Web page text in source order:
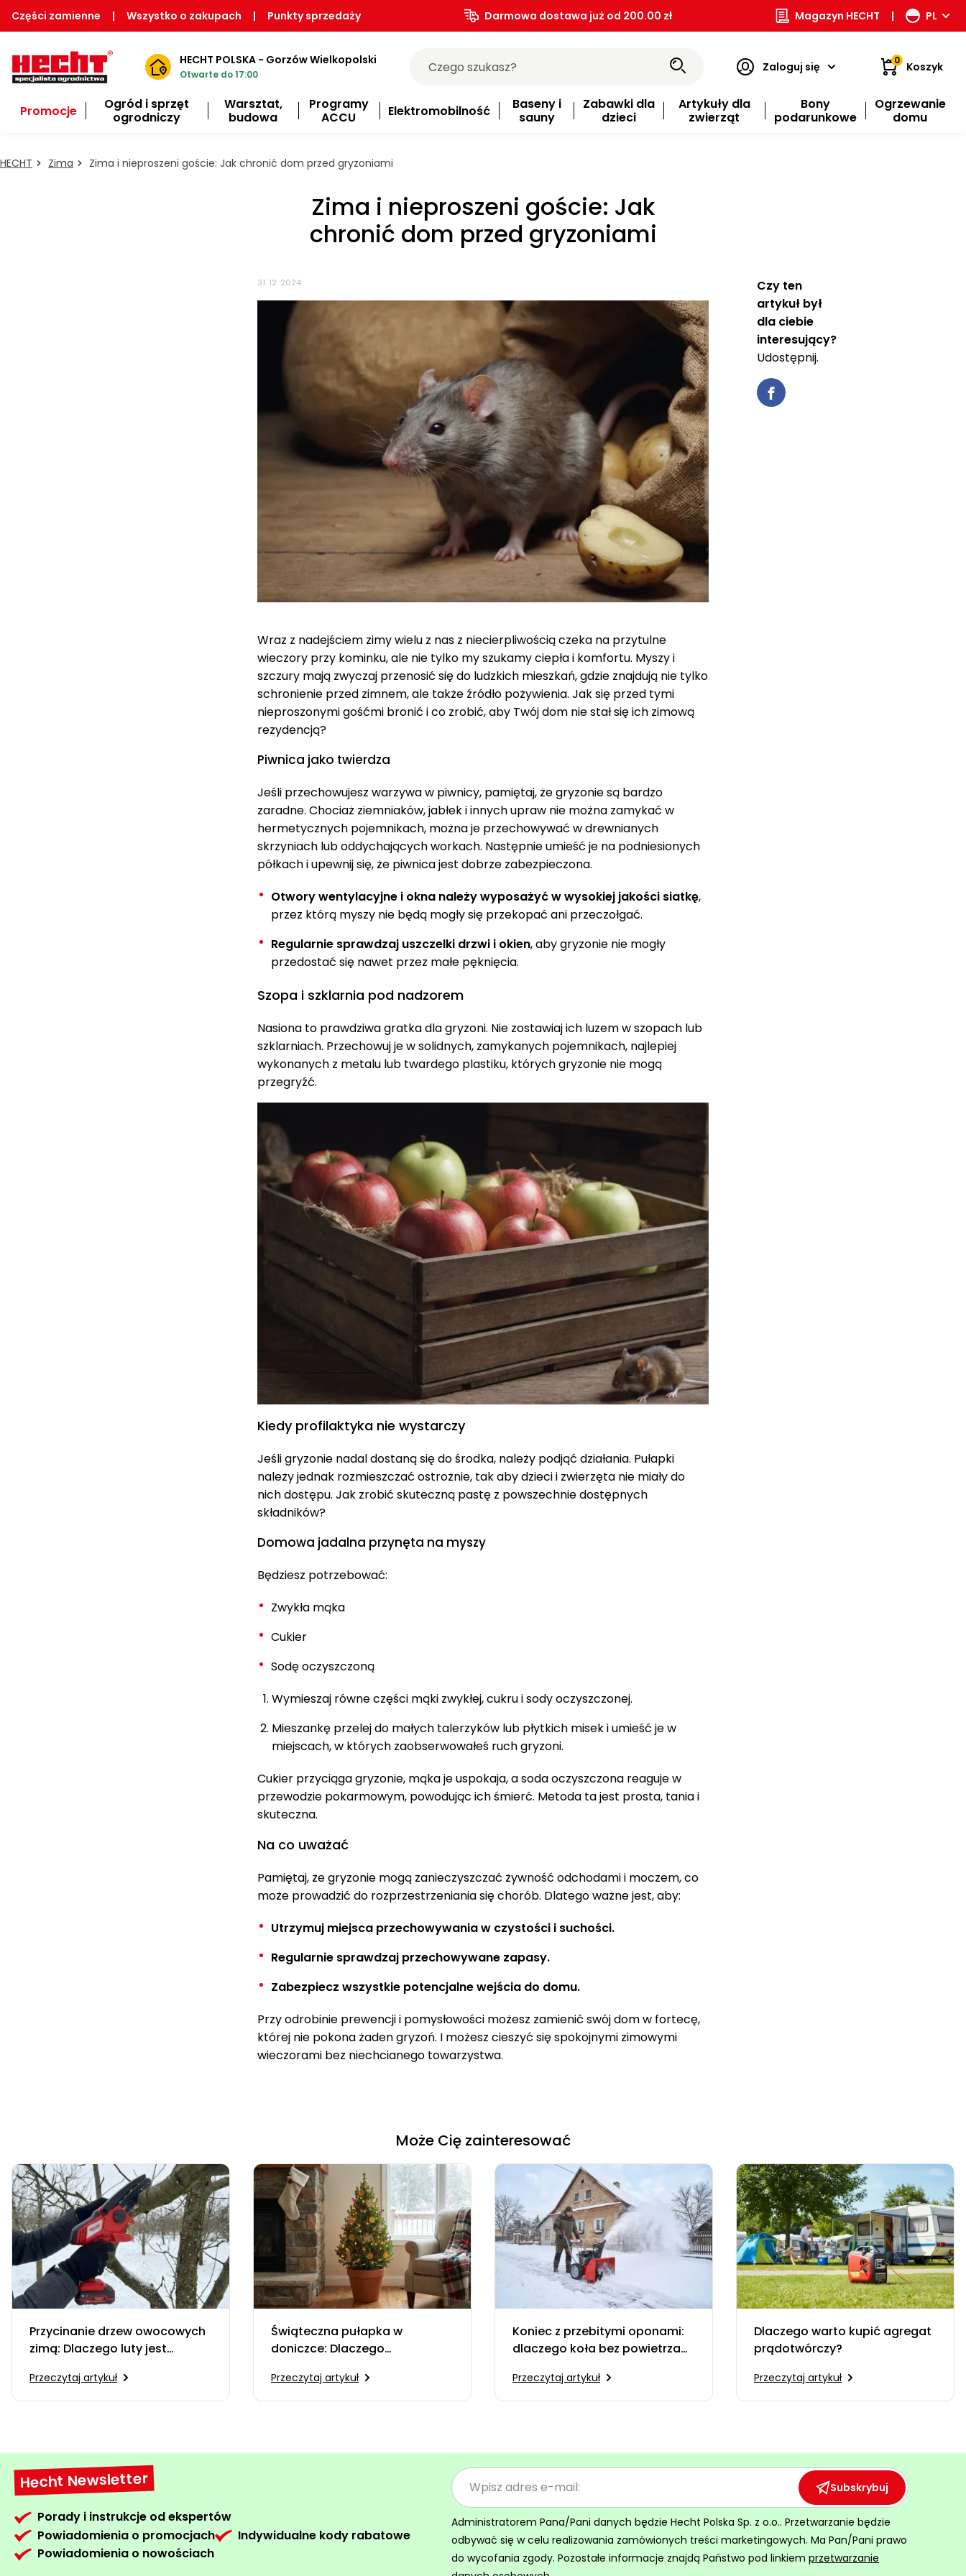
Części zamienne | Wszystko o zakupach | Punkty sprzedaży Darmowa dostawa już od 200.00 zł Magazyn HECHT | PL
HECHT POLSKA - Gorzów Wielkopolski
Otwarte do 17:00
Zaloguj się 0 Koszyk
Promocje
Ogród i sprzęt
ogrodniczy
Warsztat,
budowa
Programy
ACCU
Elektromobilność
Baseny i
sauny
Zabawki dla
dzieci
Artykuły dla
zwierząt
Bony
podarunkowe
Ogrzewanie
domu
HECHT Zima Zima i nieproszeni goście: Jak chronić dom przed gryzoniami
Zima i nieproszeni goście: Jak
chronić dom przed gryzoniami
31. 12. 2024
Wraz z nadejściem zimy wielu z nas z niecierpliwością czeka na przytulne
wieczory przy kominku, ale nie tylko my szukamy ciepła i komfortu. Myszy i
szczury mają zwyczaj przenosić się do ludzkich mieszkań, gdzie znajdują nie tylko
schronienie przed zimnem, ale także źródło pożywienia. Jak się przed tymi
nieproszonymi gośćmi bronić i co zrobić, aby Twój dom nie stał się ich zimową
rezydencją?
Piwnica jako twierdza
Jeśli przechowujesz warzywa w piwnicy, pamiętaj, że gryzonie są bardzo
zaradne. Chociaż ziemniaków, jabłek i innych upraw nie można zamykać w
hermetycznych pojemnikach, można je przechowywać w drewnianych
skrzyniach lub oddychających workach. Następnie umieść je na podniesionych
półkach i upewnij się, że piwnica jest dobrze zabezpieczona.
Otwory wentylacyjne i okna należy wyposażyć w wysokiej jakości siatkę,
przez którą myszy nie będą mogły się przekopać ani przeczołgać.
Regularnie sprawdzaj uszczelki drzwi i okien, aby gryzonie nie mogły
przedostać się nawet przez małe pęknięcia.
Szopa i szklarnia pod nadzorem
Nasiona to prawdziwa gratka dla gryzoni. Nie zostawiaj ich luzem w szopach lub
szklarniach. Przechowuj je w solidnych, zamykanych pojemnikach, najlepiej
wykonanych z metalu lub twardego plastiku, których gryzonie nie mogą
przegryźć.
Kiedy profilaktyka nie wystarczy
Jeśli gryzonie nadal dostaną się do środka, należy podjąć działania. Pułapki
należy jednak rozmieszczać ostrożnie, tak aby dzieci i zwierzęta nie miały do ​​
nich dostępu. Jak zrobić skuteczną pastę z powszechnie dostępnych
składników?
Domowa jadalna przynęta na myszy
Będziesz potrzebować:
Zwykła mąka
Cukier
Sodę oczyszczoną
Wymieszaj równe części mąki zwykłej, cukru i sody oczyszczonej.
Mieszankę przelej do małych talerzyków lub płytkich misek i umieść je w
miejscach, w których zaobserwowałeś ruch gryzoni.
Cukier przyciąga gryzonie, mąka je uspokaja, a soda oczyszczona reaguje w
przewodzie pokarmowym, powodując ich śmierć. Metoda ta jest prosta, tania i
skuteczna.
Na co uważać
Pamiętaj, że gryzonie mogą zanieczyszczać żywność odchodami i moczem, co
może prowadzić do rozprzestrzeniania się chorób. Dlatego ważne jest, aby:
Utrzymuj miejsca przechowywania w czystości i suchości.
Regularnie sprawdzaj przechowywane zapasy.
Zabezpiecz wszystkie potencjalne wejścia do domu.
Przy odrobinie prewencji i pomysłowości możesz zamienić swój dom w fortecę,
której nie pokona żaden gryzoń. I możesz cieszyć się spokojnymi zimowymi
wieczorami bez niechcianego towarzystwa.
Czy ten
artykuł był
dla ciebie
interesujący?
Udostępnij.
Może Cię zainteresować
Przycinanie drzew owocowych
zimą: Dlaczego luty jest
Twojego ogrodu?
Przeczytaj artykuł
Świąteczna pułapka w
doniczce: Dlaczego
kupować do domu świerka
srebrzystego
Przeczytaj artykuł
Koniec z przebitymi oponami:
dlaczego koła bez powietrza
Przeczytaj artykuł
Dlaczego warto kupić agregat
prądotwórczy?
Przeczytaj artykuł
Hecht Newsletter
Porady i instrukcje od ekspertów
Powiadomienia o promocjach
Indywidualne kody rabatowe
Powiadomienia o nowościach
Subskrybuj
Administratorem Pana/Pani danych będzie Hecht Polska Sp. z o.o.. Przetwarzanie będzie
odbywać się w celu realizowania zamówionych treści marketingowych. Ma Pan/Pani prawo
do wycofania zgody. Pozostałe informacje znajdą Państwo pod linkiem przetwarzanie